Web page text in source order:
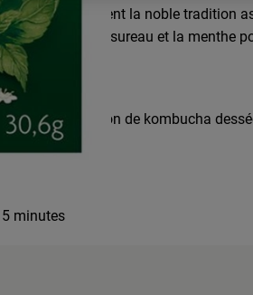
représentent la noble tradition
la fleur de sureau et la menthe
naturel, boisson de kombucha
minutes